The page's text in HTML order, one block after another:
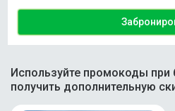
Используйте промокоды при
получить дополнительную